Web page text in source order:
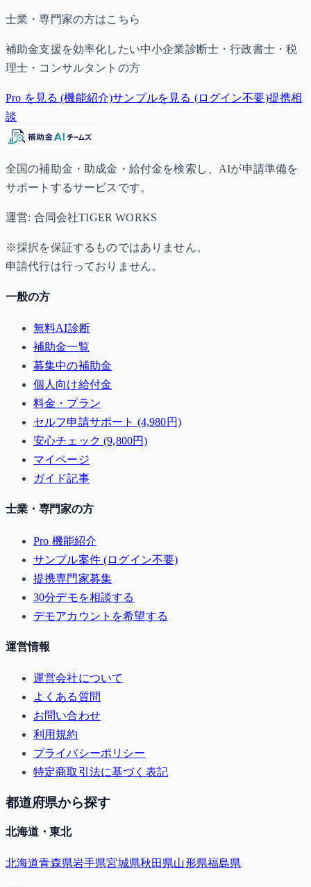
士業・専門家の方はこちら
補助金支援を効率化したい中小企業診断士・行政書士・税
理士・コンサルタントの方
Pro を見る (機能紹介)サンプルを見る (ログイン不要)提携相
談
全国の補助金・助成金・給付金を検索し、AIが申請準備を
サポートするサービスです。
運営: 合同会社TIGER WORKS
※採択を保証するものではありません。
申請代行は行っておりません。
一般の方
無料AI診断
補助金一覧
募集中の補助金
個人向け給付金
料金・プラン
セルフ申請サポート (4,980円)
安心チェック (9,800円)
マイページ
ガイド記事
士業・専門家の方
Pro 機能紹介
サンプル案件 (ログイン不要)
提携専門家募集
30分デモを相談する
デモアカウントを希望する
運営情報
運営会社について
よくある質問
お問い合わせ
利用規約
プライバシーポリシー
特定商取引法に基づく表記
都道府県から探す
北海道・東北
北海道青森県岩手県宮城県秋田県山形県福島県